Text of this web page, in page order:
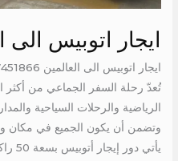
ايجار اتوبيس الى
تُعدّ رحلة السفر الجماعي من أكثر
الرياضية والرحلات السياحية
وتضمن أن يكون الجميع في مكان